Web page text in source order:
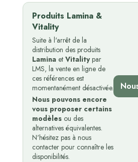
Produits Lamina &
Vitality
Suite à l'arrêt de la
distribution des produits
Lamina et Vitalitypar
LMS, la vente en ligne de
ces références est
momentanément désactivée.
Nous pouvons encore
vous proposer certains
modèles ou des
alternatives équivalentes.
N'hésitez pas à nous
contacter pour connaître les
disponibilités.